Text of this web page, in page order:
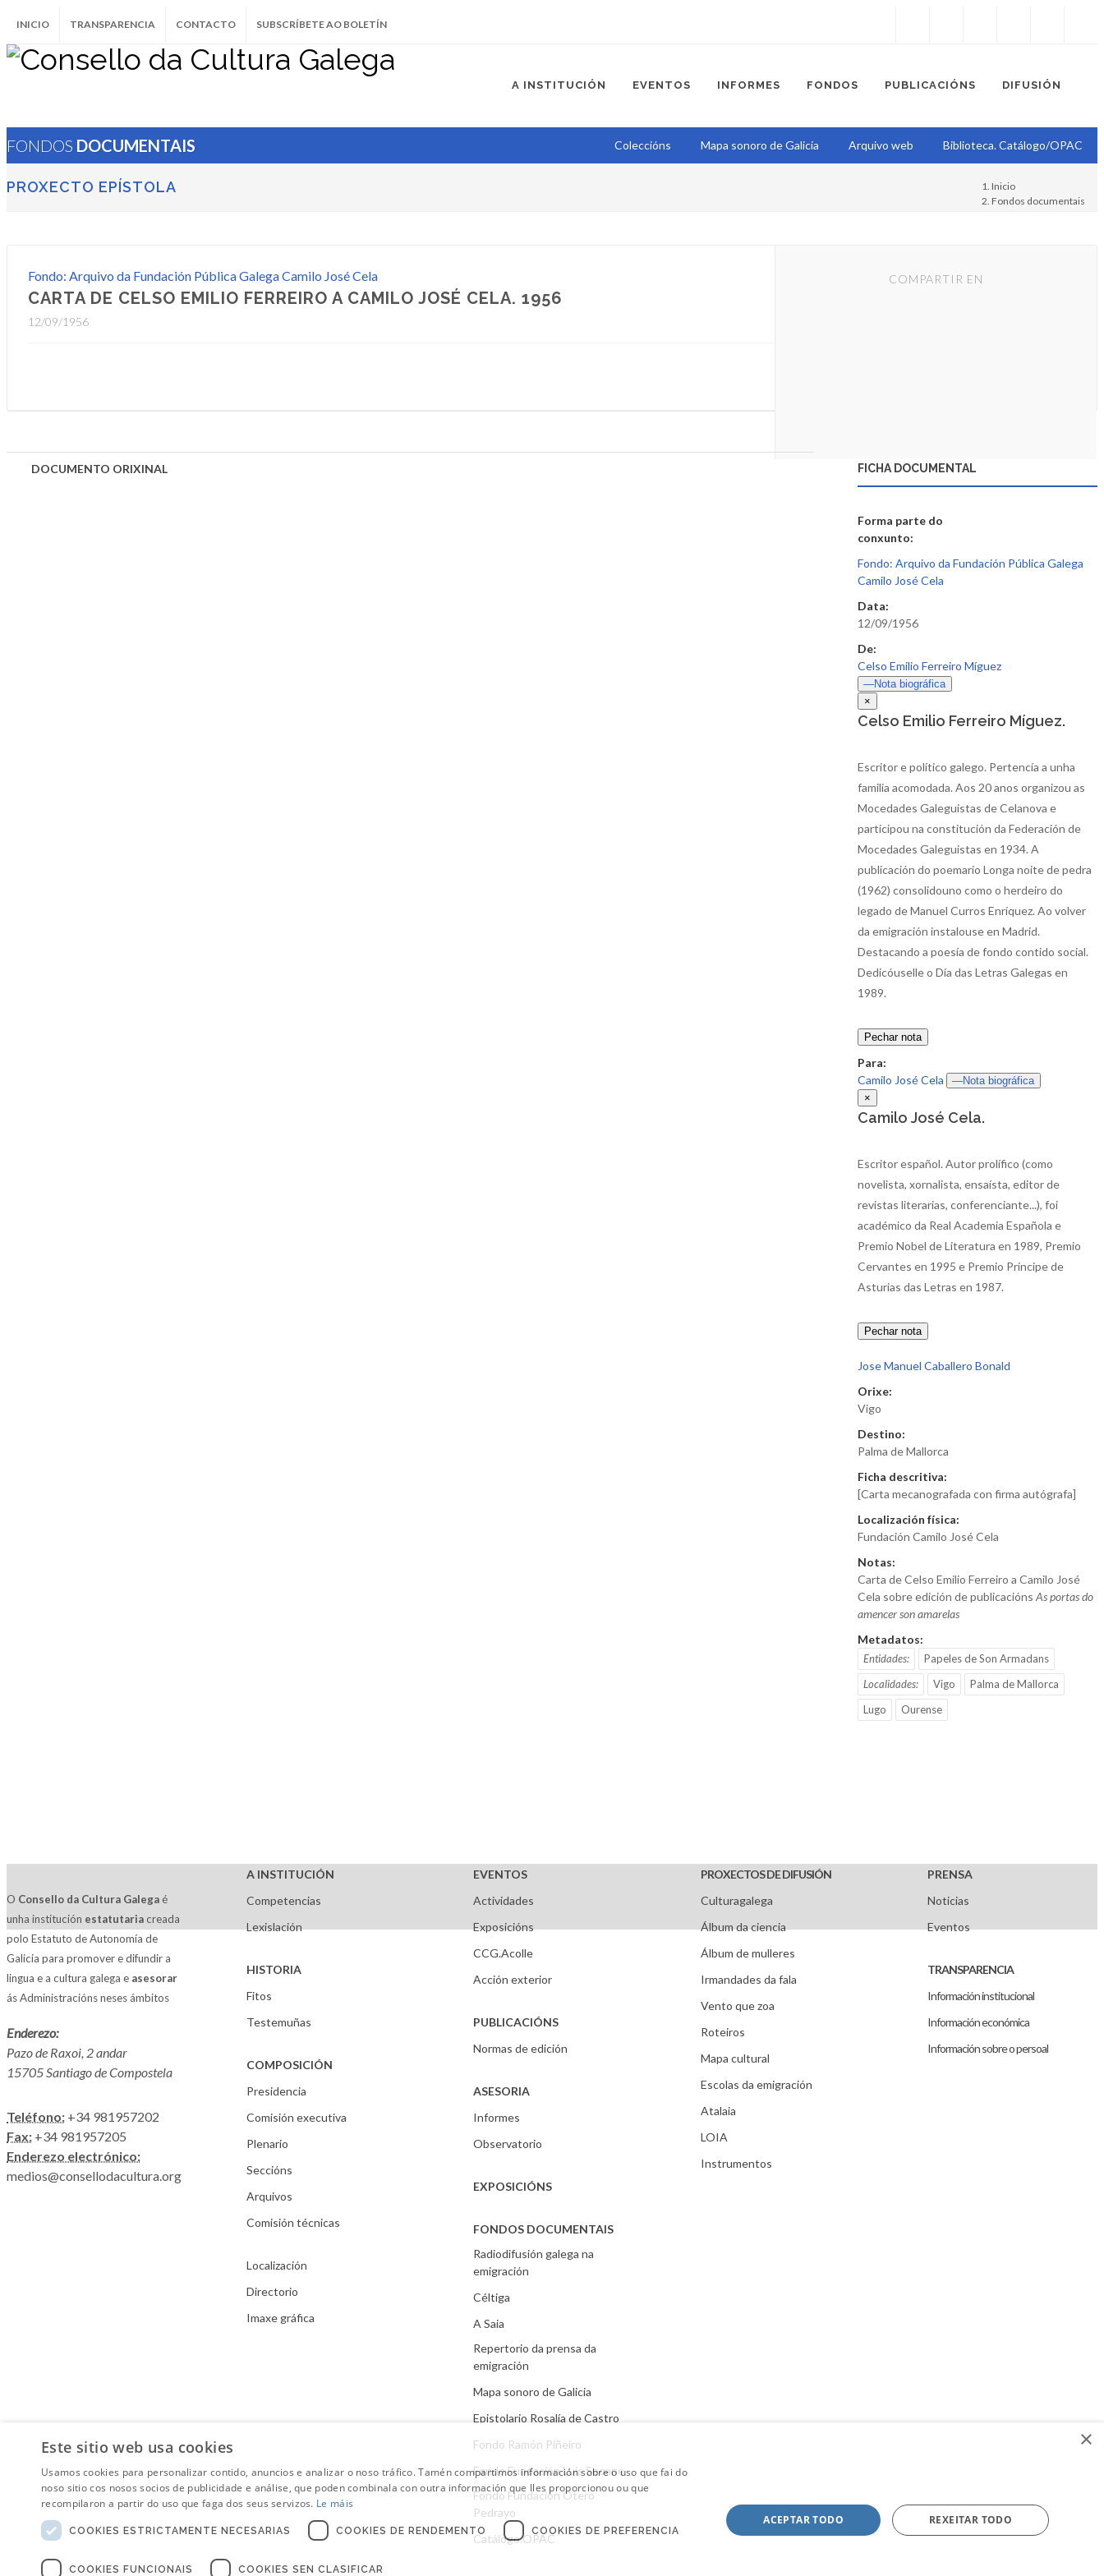
INICIO TRANSPARENCIA CONTACTO SUBSCRÍBETE AO BOLETÍN
A INSTITUCIÓN EVENTOS INFORMES FONDOS PUBLICACIÓNS DIFUSIÓN
FONDOS DOCUMENTAIS Coleccións Mapa sonoro de Galicia Arquivo web Biblioteca. Catálogo/OPAC
PROXECTO EPÍSTOLA
Inicio
Fondos documentais
Fondo: Arquivo da Fundación Pública Galega Camilo José Cela
CARTA DE CELSO EMILIO FERREIRO A CAMILO JOSÉ CELA. 1956
12/09/1956
COMPARTIR EN
DOCUMENTO ORIXINAL FICHA DOCUMENTAL
Forma parte do
conxunto:
Fondo: Arquivo da Fundación Pública Galega
Camilo José Cela
Data:
12/09/1956
De:
Celso Emilio Ferreiro Míguez
—Nota biográfica
×
Celso Emilio Ferreiro Míguez.
Escritor e político galego. Pertencía a unha
familia acomodada. Aos 20 anos organizou as
Mocedades Galeguistas de Celanova e
participou na constitución da Federación de
Mocedades Galeguistas en 1934. A
publicación do poemario Longa noite de pedra
(1962) consolidouno como o herdeiro do
legado de Manuel Curros Enríquez. Ao volver
da emigración instalouse en Madrid.
Destacando a poesía de fondo contido social.
Dedicóuselle o Día das Letras Galegas en
1989.
Pechar nota
Para:
Camilo José Cela
—Nota biográfica
×
Camilo José Cela.
Escritor español. Autor prolífico (como
novelista, xornalista, ensaísta, editor de
revistas literarias, conferenciante...), foi
académico da Real Academia Española e
Premio Nobel de Literatura en 1989, Premio
Cervantes en 1995 e Premio Príncipe de
Asturias das Letras en 1987.
Pechar nota
Jose Manuel Caballero Bonald
Orixe:
Vigo
Destino:
Palma de Mallorca
Ficha descritiva:
[Carta mecanografada con firma autógrafa]
Localización física:
Fundación Camilo José Cela
Notas:
Carta de Celso Emilio Ferreiro a Camilo José
Cela sobre edición de publicacións As portas do
amencer son amarelas
Metadatos:
Entidades:
Papeles de Son Armadans
Localidades:
Vigo
Palma de Mallorca
Lugo
Ourense
O Consello da Cultura Galega é
unha institución estatutariacreada
polo Estatuto de Autonomía de
Galicia para promover e difundir a
lingua e a cultura galega e asesorar
ás Administracións neses ámbitos
Enderezo:
Pazo de Raxoi, 2 andar
15705 Santiago de Compostela
Teléfono: +34 981957202
Fax: +34 981957205
Enderezo electrónico:
medios@consellodacultura.org
A INSTITUCIÓN
Competencias
Lexislación
HISTORIA
Fitos
Testemuñas
COMPOSICIÓN
Presidencia
Comisión executiva
Plenario
Seccións
Arquivos
Comisión técnicas
Localización
Directorio
Imaxe gráfica
EVENTOS
Actividades
Exposicións
CCG.Acolle
Acción exterior
PUBLICACIÓNS
Normas de edición
ASESORIA
Informes
Observatorio
EXPOSICIÓNS
FONDOS DOCUMENTAIS
Radiodifusión galega na
emigración
Céltiga
A Saia
Repertorio da prensa da
emigración
Mapa sonoro de Galicia
Epistolario Rosalía de Castro
Fondo Ramón Piñeiro
Fondo Fundación Luís Seoane
Fondo Fundación Otero
Pedrayo
Catálogo.OPAC
PROXECTOS DE DIFUSIÓN
Culturagalega
Álbum da ciencia
Álbum de mulleres
Irmandades da fala
Vento que zoa
Roteiros
Mapa cultural
Escolas da emigración
Atalaia
LOIA
Instrumentos
PRENSA
Noticias
Eventos
TRANSPARENCIA
Información institucional
Información económica
Información sobre o persoal
×
Este sitio web usa cookies
Usamos cookies para personalizar contido, anuncios e analizar o noso tráfico. Tamén compartimos información sobre o uso que fai do
noso sitio cos nosos socios de publicidade e análise, que poden combinala con outra información que lles proporcionou ou que
recompilaron a partir do uso que faga dos seus servizos. Le máis
COOKIES ESTRICTAMENTE NECESARIAS COOKIES DE RENDEMENTO COOKIES DE PREFERENCIA
COOKIES FUNCIONAIS COOKIES SEN CLASIFICAR
ACEPTAR TODO REXEITAR TODO